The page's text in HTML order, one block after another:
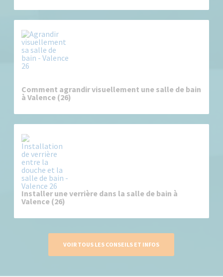
Comment agrandir visuellement une salle de bain
à Valence (26)
Installer une verrière dans la salle de bain à
Valence (26)
VOIR TOUS LES CONSEILS ET INFOS